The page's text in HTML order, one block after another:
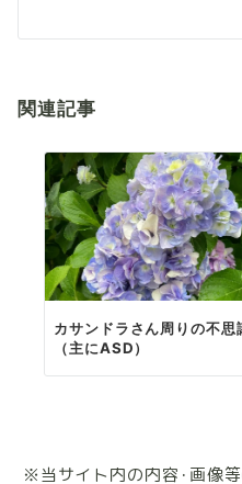
ナ
ゲ
関連記事
カサンドラさん周りの不
（主にASD）
※当サイト内の内容･画像